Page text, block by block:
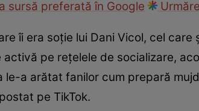
sursă preferată în Google
îi era soție lui Dani Vicol, cel
activă pe rețelele de socializare,
le-a arătat fanilor cum prepară
pe TikTok.